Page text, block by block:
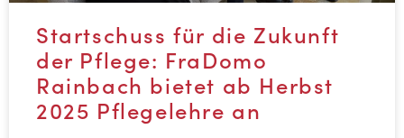
Startschuss für die Zukunft
der Pflege: FraDomo
Rainbach bietet ab Herbst
2025 Pflegelehre an